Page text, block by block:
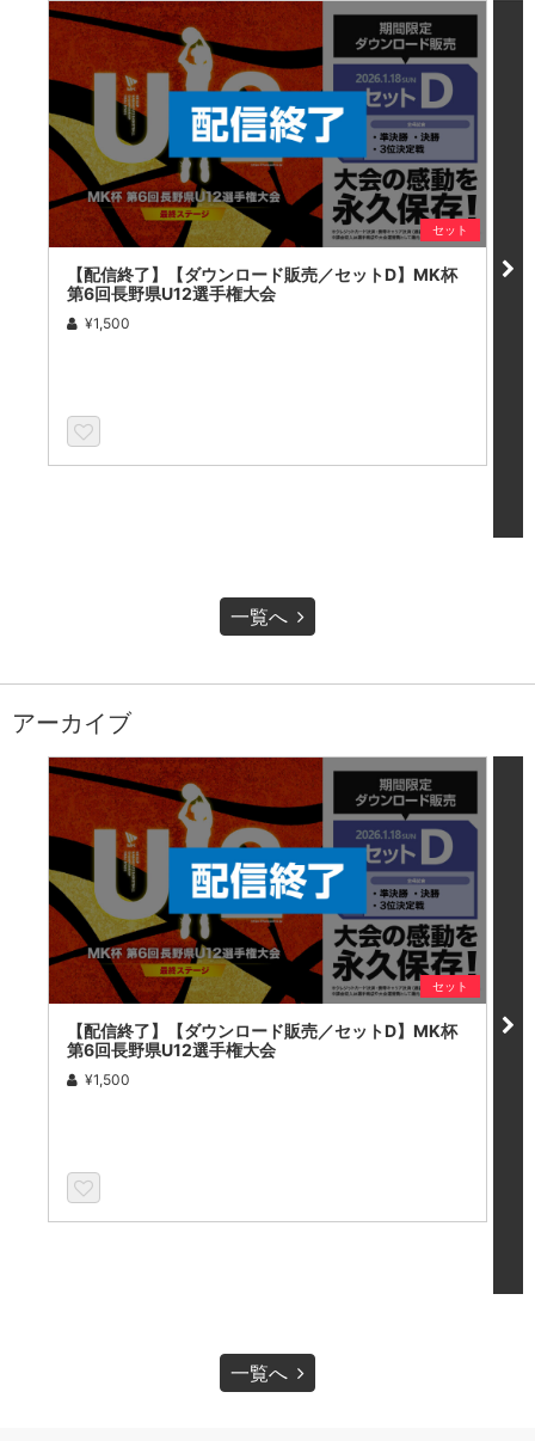
セット
【配信終了】【ダウンロード販売／セットD】MK杯
第6回長野県U12選手権大会
¥1,500
一覧へ
アーカイブ
セット
【配信終了】【ダウンロード販売／セットD】MK杯
第6回長野県U12選手権大会
¥1,500
一覧へ